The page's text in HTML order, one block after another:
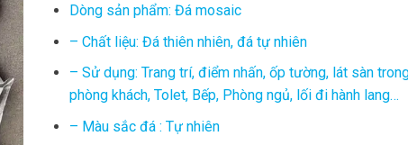
Dòng sản phẩm: Đá mosaic
– Chất liệu: Đá thiên nhiên, đá tự nhiên
– Sử dụng: Trang trí, điểm nhấn, ốp tường, lát sàn
phòng khách, Tolet, Bếp, Phòng ngủ, lối đi hành lang…
– Màu sắc đá : Tự nhiên